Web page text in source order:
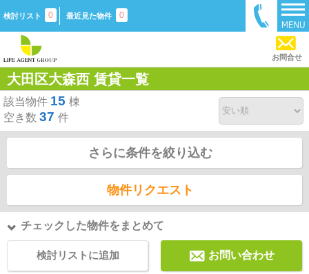
検討リスト 0 最近見た物件 0
お問合せ
大田区大森西 賃貸一覧
該当物件 15 棟
空き数 37 件
さらに条件を絞り込む
物件リクエスト
チェックした物件をまとめて
検討リストに追加 お問い合わせ